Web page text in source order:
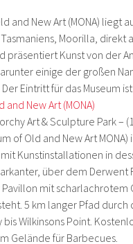
and New Art (MONA) liegt
Moorilla, direkt
präsentiert Kunst von der
einige der großen
Eintritt für das Museum
and New Art (MONA)
Art & Sculpture Park –
of Old and New Art MONA)
Kunstinstallationen in
über dem Derwent
mit scharlachrotem
5 km langer Pfad durch
bis Wilkinsons Point.
Gelände für Barbecues.